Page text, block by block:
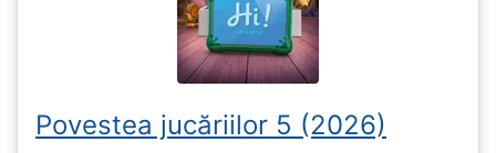
Povestea jucăriilor 5 (2026)